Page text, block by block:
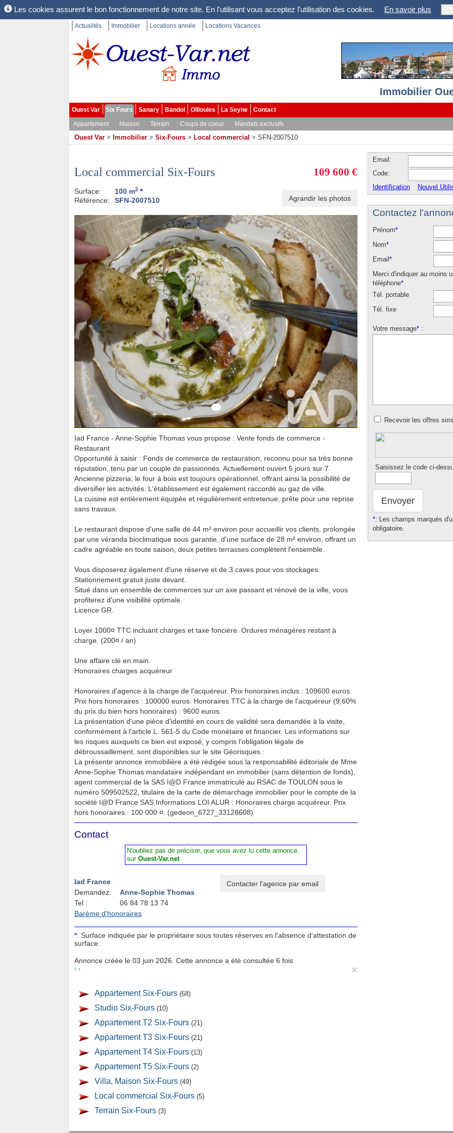
Les cookies assurent le bon fonctionnement de notre site. En l'utilisant vous acceptez l'utilisation des cookies. En savoir plus
Actualités Immobilier Locations année Locations Vacances
Immobilier
Ouest Var Six Fours Sanary Bandol Ollioules La Seyne
Contact
Appartement
Maison Terrain Coups de coeur Mandats exclusifs
Ouest Var > Immobilier > Six-Fours > Local commercial > SFN-2007510
109 600 €
Local commercial Six-Fours
Surface: 100 m2 *
Référence:
SFN-2007510 Agrandir les photos
Iad France - Anne-Sophie Thomas vous propose : Vente fonds de commerce -
Restaurant
Opportunité à saisir : Fonds de commerce de restauration, reconnu pour sa très bonne
réputation, tenu par un couple de passionnés. Actuellement ouvert 5 jours sur 7.
Ancienne pizzeria, le four à bois est toujours opérationnel, offrant ainsi la possibilité de
diversifier les activités. L'établissement est également raccordé au gaz de ville.
La cuisine est entièrement équipée et régulièrement entretenue, prête pour une reprise
sans travaux.
Le restaurant dispose d'une salle de 44 m² environ pour accueillir vos clients, prolongée
par une véranda bioclimatique sous garantie, d'une surface de 28 m² environ, offrant un
cadre agréable en toute saison, deux petites terrasses complètent l'ensemble.
Vous disposerez également d'une réserve et de 3 caves pour vos stockages.
Stationnement gratuit juste devant.
Situé dans un ensemble de commerces sur un axe passant et rénové de la ville, vous
profiterez d'une visibilité optimale.
Licence GR.
Loyer 1000¤ TTC incluant charges et taxe foncière. Ordures ménagères restant à
charge. (200¤ / an)
Une affaire clé en main.
Honoraires charges acquéreur
Honoraires d'agence à la charge de l'acquéreur. Prix honoraires inclus : 109600 euros.
Prix hors honoraires : 100000 euros. Honoraires TTC à la charge de l'acquéreur (9,60%
du prix du bien hors honoraires) : 9600 euros.
La présentation d'une pièce d'identité en cours de validité sera demandée à la visite,
conformément à l'article L. 561-5 du Code monétaire et financier. Les informations sur
les risques auxquels ce bien est exposé, y compris l'obligation légale de
débroussaillement, sont disponibles sur le site Géorisques :
La présente annonce immobilière a été rédigée sous la responsabilité éditoriale de Mme
Anne-Sophie Thomas mandataire indépendant en immobilier (sans détention de fonds),
agent commercial de la SAS I@D France immatriculé au RSAC de TOULON sous le
numéro 509502522, titulaire de la carte de démarchage immobilier pour le compte de la
société I@D France SAS.Informations LOI ALUR : Honoraires charge acquéreur. Prix
hors honoraires : 100 000 ¤. (gedeon_6727_33128608)
Contact
N'oubliez pas de préciser, que vous avez lu cette annonce
sur Ouest-Var.net
Iad France
Demandez:
Anne-Sophie Thomas
Tel :
06 84 78 13 74
Barème d'honoraires
*: Surface indiquée par le propriétaire sous toutes réserves en l'absence d'attestation de
surface.
Annonce créée le 03 juin 2026. Cette annonce a été consultée 6 fois
‹ › ×
Appartement Six-Fours (68)
Studio Six-Fours (10)
Appartement T2 Six-Fours (21)
Appartement T3 Six-Fours (21)
Appartement T4 Six-Fours (13)
Appartement T5 Six-Fours (2)
Villa, Maison Six-Fours (49)
Local commercial Six-Fours (5)
Terrain Six-Fours (3)
Email:
Code:
Identification
Nouvel
Contactez
Prénom*
Nom*
Email *
Merci d'indiquer au moins
téléphone*
Tél. portable
Tél. fixe
Votre message* :
Recevoir les offres
Saisissez le code ci-
Envoyer
*: Les champs marqués
obligatoire.